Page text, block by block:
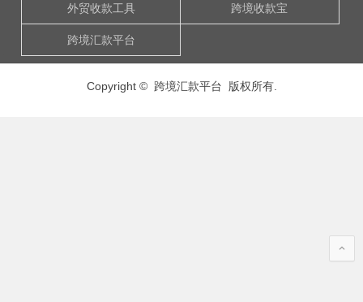
外贸收款工具 跨境收款宝
跨境汇款平台
Copyright © 跨境汇款平台 版权所有.